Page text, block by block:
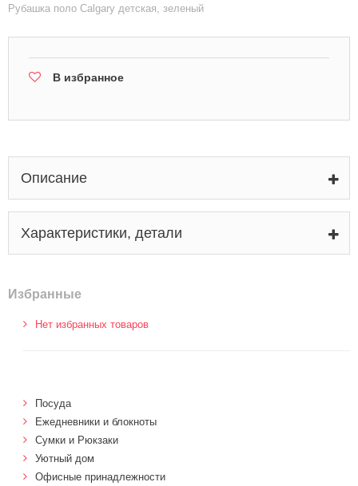
Рубашка поло Calgary детская, зеленый
В избранное
Описание
Характеристики, детали
Избранные
Нет избранных товаров
Посуда
Ежедневники и блокноты
Сумки и Рюкзаки
Уютный дом
Офисные принадлежности